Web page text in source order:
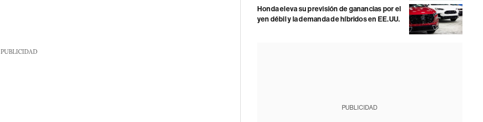
PUBLICIDAD
Honda eleva su previsión de ganancias por el
yen débil y la demanda de híbridos en EE.UU.
PUBLICIDAD